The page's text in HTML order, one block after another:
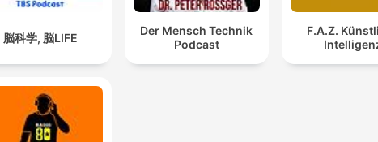
脳科学, 脳LIFE
Der Mensch Technik
Podcast
F.A.Z.